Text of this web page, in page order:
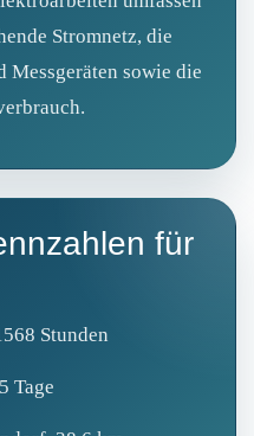
Stromnetz, die
sowie die
für
Stunden
Tage